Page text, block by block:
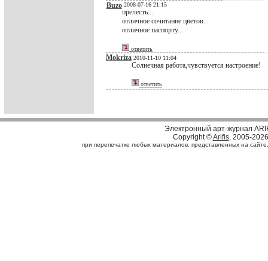
Buzo 2008-07-16 21:15
прелесть...
отличное сочитание цветов...
отличное паспорту...
ответить
Mokriza 2010-11-10 11:04
Солнечная работа,чувствуется настроение!
ответить
Электронный арт-журнал
Copyright ©Arifis, 2005-2026
при перепечатке любых материалов, представленных на